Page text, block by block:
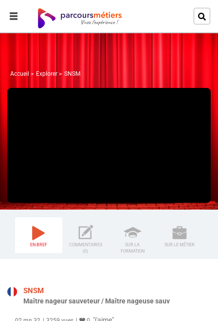
Accueil Explorer SNSM
EN BREF
COMMENTAIRES
(0)
SUR LA
FORMATION
SUR LE MÉTIER
SNSM
Maître nageur sauveteur / Maître nageuse sauv